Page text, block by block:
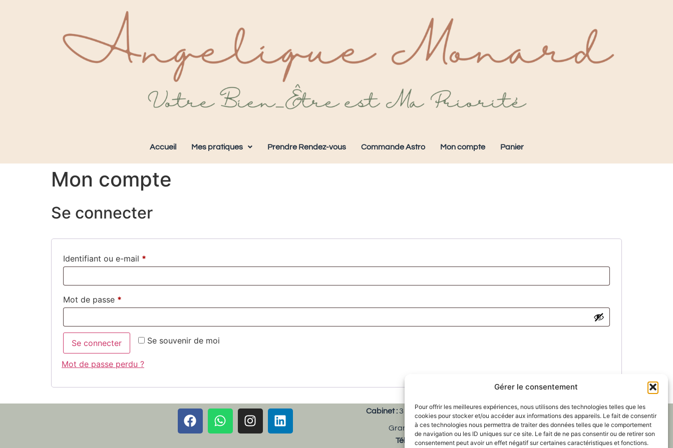
Gérer le consentement
Pour offrir les meilleures expériences, nous utilisons des technologies telles que les
cookies pour stocker et/ou accéder aux informations des appareils. Le fait de consentir
à ces technologies nous permettra de traiter des données telles que le comportement
de navigation ou les ID uniques sur ce site. Le fait de ne pas consentir ou de retirer son
consentement peut avoir un effet négatif sur certaines caractéristiques et fonctions.
Accueil Mes pratiques Prendre Rendez-vous Commande Astro Mon compte Panier
Mon compte
Se connecter
Identifiant ou e-mail *
Mot de passe *
Se souvenir de moi
Se connecter
Mot de passe perdu ?
Cabinet :3 Rue de la Liberté 63350
CULHAT
Grand Parking gratuit
Tél
: 06 31 57 06 53